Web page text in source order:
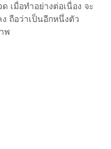
เมื่อทำอย่างต่อเนื่อง จะ
ถือว่าเป็นอีกหนึ่งตัว
พ